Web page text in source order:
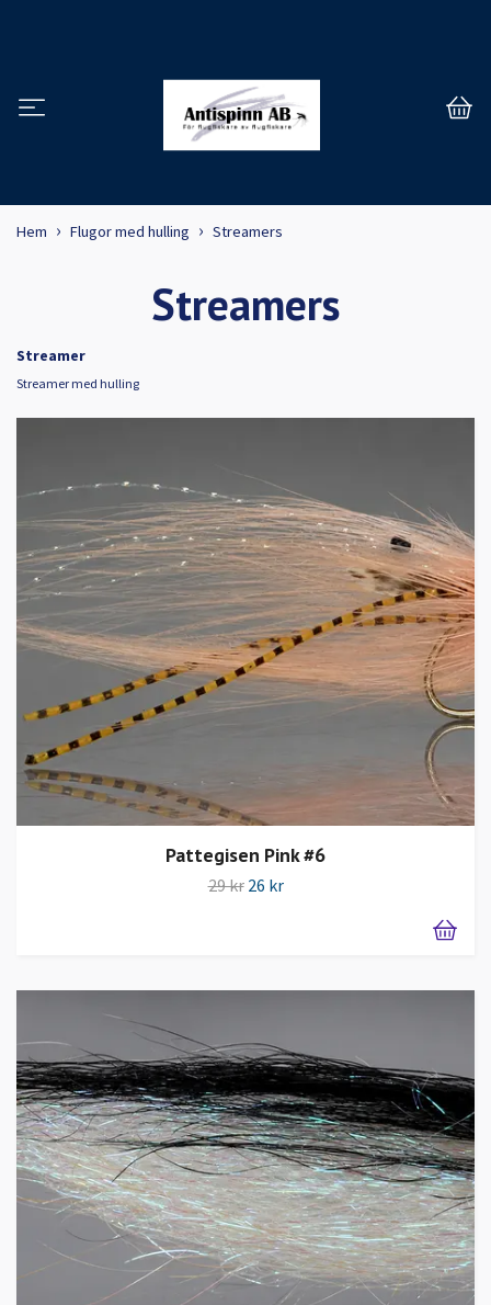
Hem Flugor med hulling Streamers
Streamers
Streamer
Streamer med hulling
Pattegisen Pink #6
29 kr 26 kr